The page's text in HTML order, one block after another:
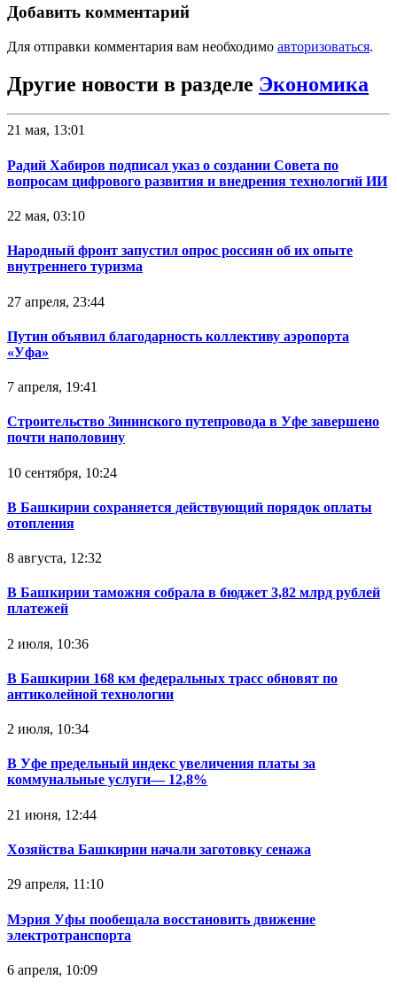
Добавить комментарий
Для отправки комментария вам необходимо авторизоваться.
Другие новости в разделе Экономика
21 мая, 13:01
Радий Хабиров подписал указ о создании Совета по
вопросам цифрового развития и внедрения технологий ИИ
22 мая, 03:10
Народный фронт запустил опрос россиян об их опыте
внутреннего туризма
27 апреля, 23:44
Путин объявил благодарность коллективу аэропорта
«Уфа»
7 апреля, 19:41
Строительство Зининского путепровода в Уфе завершено
почти наполовину
10 сентября, 10:24
В Башкирии сохраняется действующий порядок оплаты
отопления
8 августа, 12:32
В Башкирии таможня собрала в бюджет 3,82 млрд рублей
платежей
2 июля, 10:36
В Башкирии 168 км федеральных трасс обновят по
антиколейной технологии
2 июля, 10:34
В Уфе предельный индекс увеличения платы за
коммунальные услуги— 12,8%
21 июня, 12:44
Хозяйства Башкирии начали заготовку сенажа
29 апреля, 11:10
Мэрия Уфы пообещала восстановить движение
электротранспорта
6 апреля, 10:09